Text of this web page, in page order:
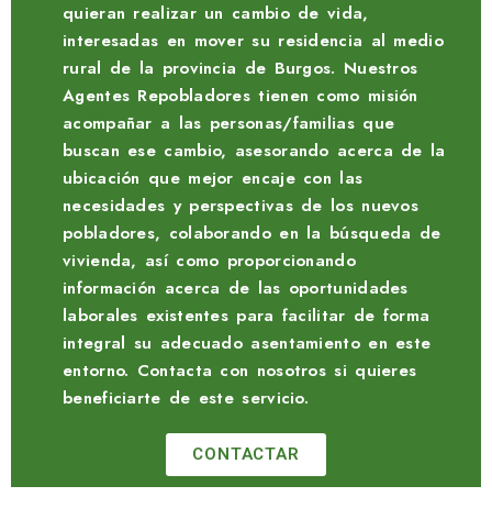
quieran realizar un cambio de vida,
interesadas en mover su residencia al medio
rural de la provincia de Burgos. Nuestros
Agentes Repobladores tienen como misión
acompañar a las personas/familias que
buscan ese cambio, asesorando acerca de la
ubicación que mejor encaje con las
necesidades y perspectivas de los nuevos
pobladores, colaborando en la búsqueda de
vivienda, así como proporcionando
información acerca de las oportunidades
laborales existentes para facilitar de forma
integral su adecuado asentamiento en este
entorno. Contacta con nosotros si quieres
beneficiarte de este servicio.
CONTACTAR